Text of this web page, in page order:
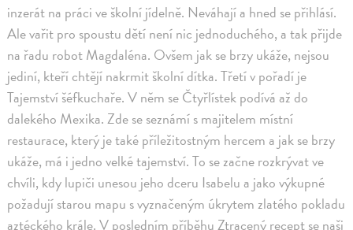
inzerát na práci ve školní jídelně. Neváhají a hned se přihlásí.
Ale vařit pro spoustu dětí není nic jednoduchého, a tak přijde
na řadu robot Magdaléna. Ovšem jak se brzy ukáže, nejsou
jediní, kteří chtějí nakrmit školní dítka. Třetí v pořadí je
Tajemství šéfkuchaře. V něm se Čtyřlístek podívá až do
dalekého Mexika. Zde se seznámí s majitelem místní
restaurace, který je také příležitostným hercem a jak se brzy
ukáže, má i jedno velké tajemství. To se začne rozkrývat ve
chvíli, kdy lupiči unesou jeho dceru Isabelu a jako výkupné
požadují starou mapu s vyznačeným úkrytem zlatého pokladu
aztéckého krále. V posledním příběhu Ztracený recept se naši